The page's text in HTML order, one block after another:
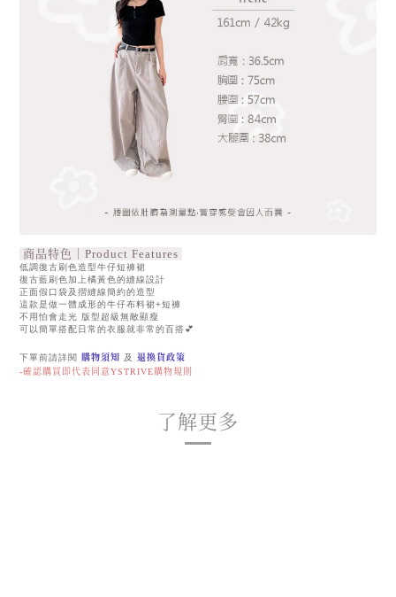
商品特色｜Product Features
低調復古刷色造型牛仔短褲裙
復古藍刷色加上橘黃色的縫線設計
正面假口袋及摺縫線簡約的造型
這款是做一體成形的牛仔布料裙+短褲
不用怕會走光 版型超級無敵顯瘦
可以簡單搭配日常的衣服就非常的百搭💕
下單前請詳閱 購物須知 及 退換貨政策
-確認購買即代表同意YSTRIVE購物規則
了解更多